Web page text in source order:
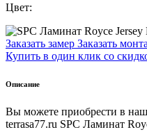
Цвет:
Заказать замер Заказать
Купить в один клик со
Описание
Вы можете приобрести в
terrasa77.ru SPC Ламинат